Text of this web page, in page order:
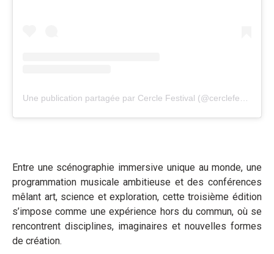
Entre une scénographie immersive unique au monde, une
programmation musicale ambitieuse et des conférences
mêlant art, science et exploration, cette troisième édition
s’impose comme une expérience hors du commun, où se
rencontrent disciplines, imaginaires et nouvelles formes
de création.